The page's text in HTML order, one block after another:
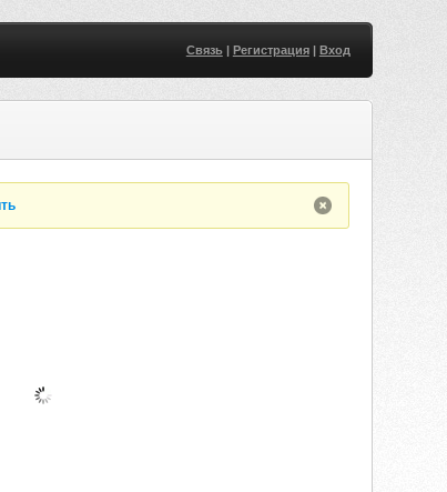
Связь| Регистрация| Вход